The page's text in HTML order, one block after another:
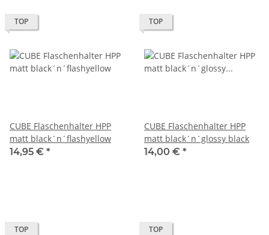
TOP
CUBE Flaschenhalter HPP
matt black´n´flashyellow
14,95 € *
TOP
CUBE Flaschenhalter HPP
matt black´n´glossy black
14,00 € *
TOP TOP